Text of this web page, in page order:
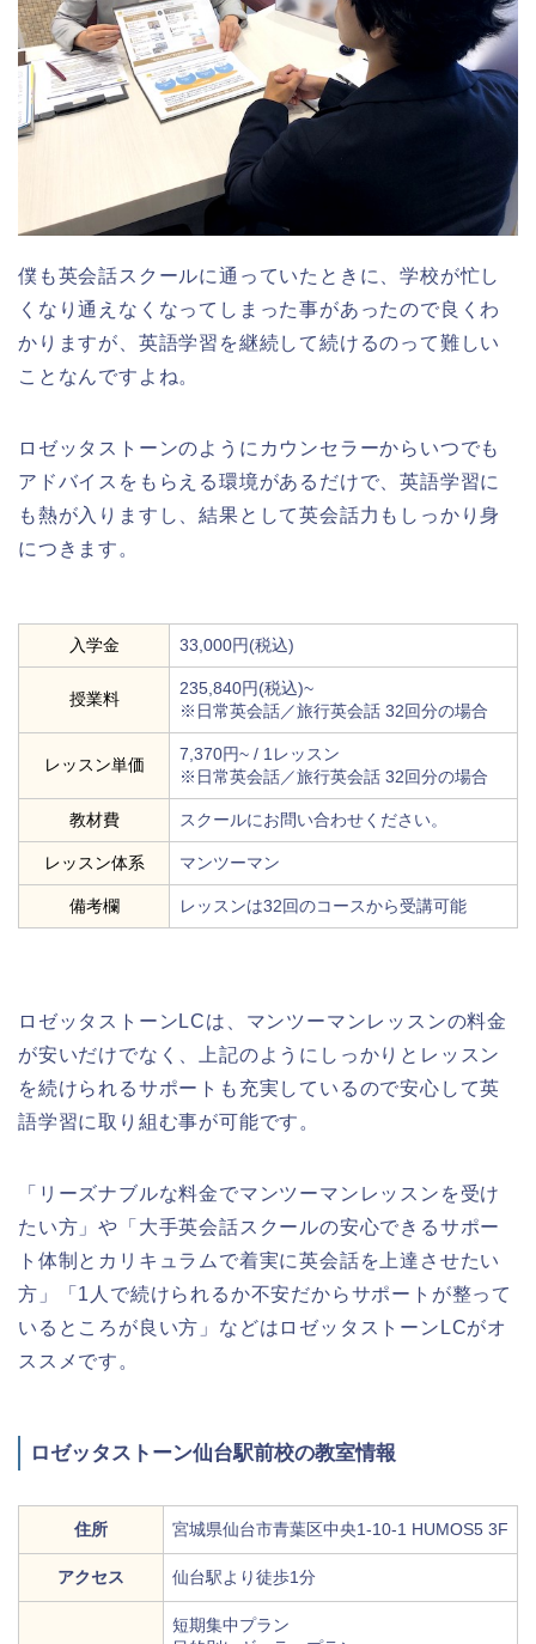
僕も英会話スクールに通っていたときに、学校が忙し
くなり通えなくなってしまった事があったので良くわ
かりますが、英語学習を継続して続けるのって難しい
ことなんですよね。
ロゼッタストーンのようにカウンセラーからいつでも
アドバイスをもらえる環境があるだけで、英語学習に
も熱が入りますし、結果として英会話力もしっかり身
につきます。
入学金 33,000円(税込)
授業料
235,840円(税込)~
※日常英会話／旅行英会話 32回分の場合
レッスン単価
7,370円~ / 1レッスン
※日常英会話／旅行英会話 32回分の場合
教材費 スクールにお問い合わせください。
レッスン体系 マンツーマン
備考欄 レッスンは32回のコースから受講可能
ロゼッタストーンLCは、マンツーマンレッスンの料金
が安いだけでなく、上記のようにしっかりとレッスン
を続けられるサポートも充実しているので安心して英
語学習に取り組む事が可能です。
「リーズナブルな料金でマンツーマンレッスンを受け
たい方」や「大手英会話スクールの安心できるサポー
ト体制とカリキュラムで着実に英会話を上達させたい
方」「1人で続けられるか不安だからサポートが整って
いるところが良い方」などはロゼッタストーンLCがオ
ススメです。
ロゼッタストーン仙台駅前校の教室情報
住所 宮城県仙台市青葉区中央1-10-1 HUMOS5 3F
アクセス 仙台駅より徒歩1分
短期集中プラン